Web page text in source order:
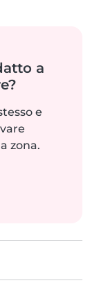
a
e
zona.